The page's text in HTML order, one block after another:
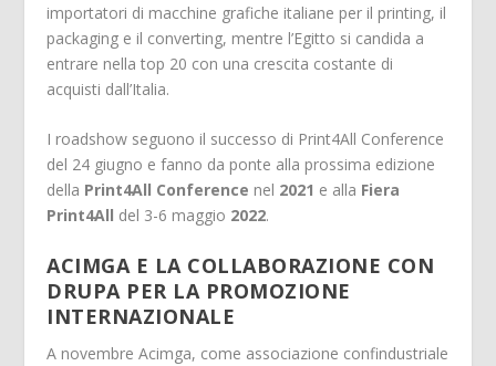
importatori di macchine grafiche italiane per il printing, il
packaging e il converting, mentre l’Egitto si candida a
entrare nella top 20 con una crescita costante di
acquisti dall’Italia.
I roadshow seguono il successo di Print4All Conference
del 24 giugno e fanno da ponte alla prossima edizione
della Print4All Conference nel 2021 e alla Fiera
Print4All del 3-6 maggio 2022.
ACIMGA E LA COLLABORAZIONE CON
DRUPA PER LA PROMOZIONE
INTERNAZIONALE
A novembre Acimga, come associazione confindustriale